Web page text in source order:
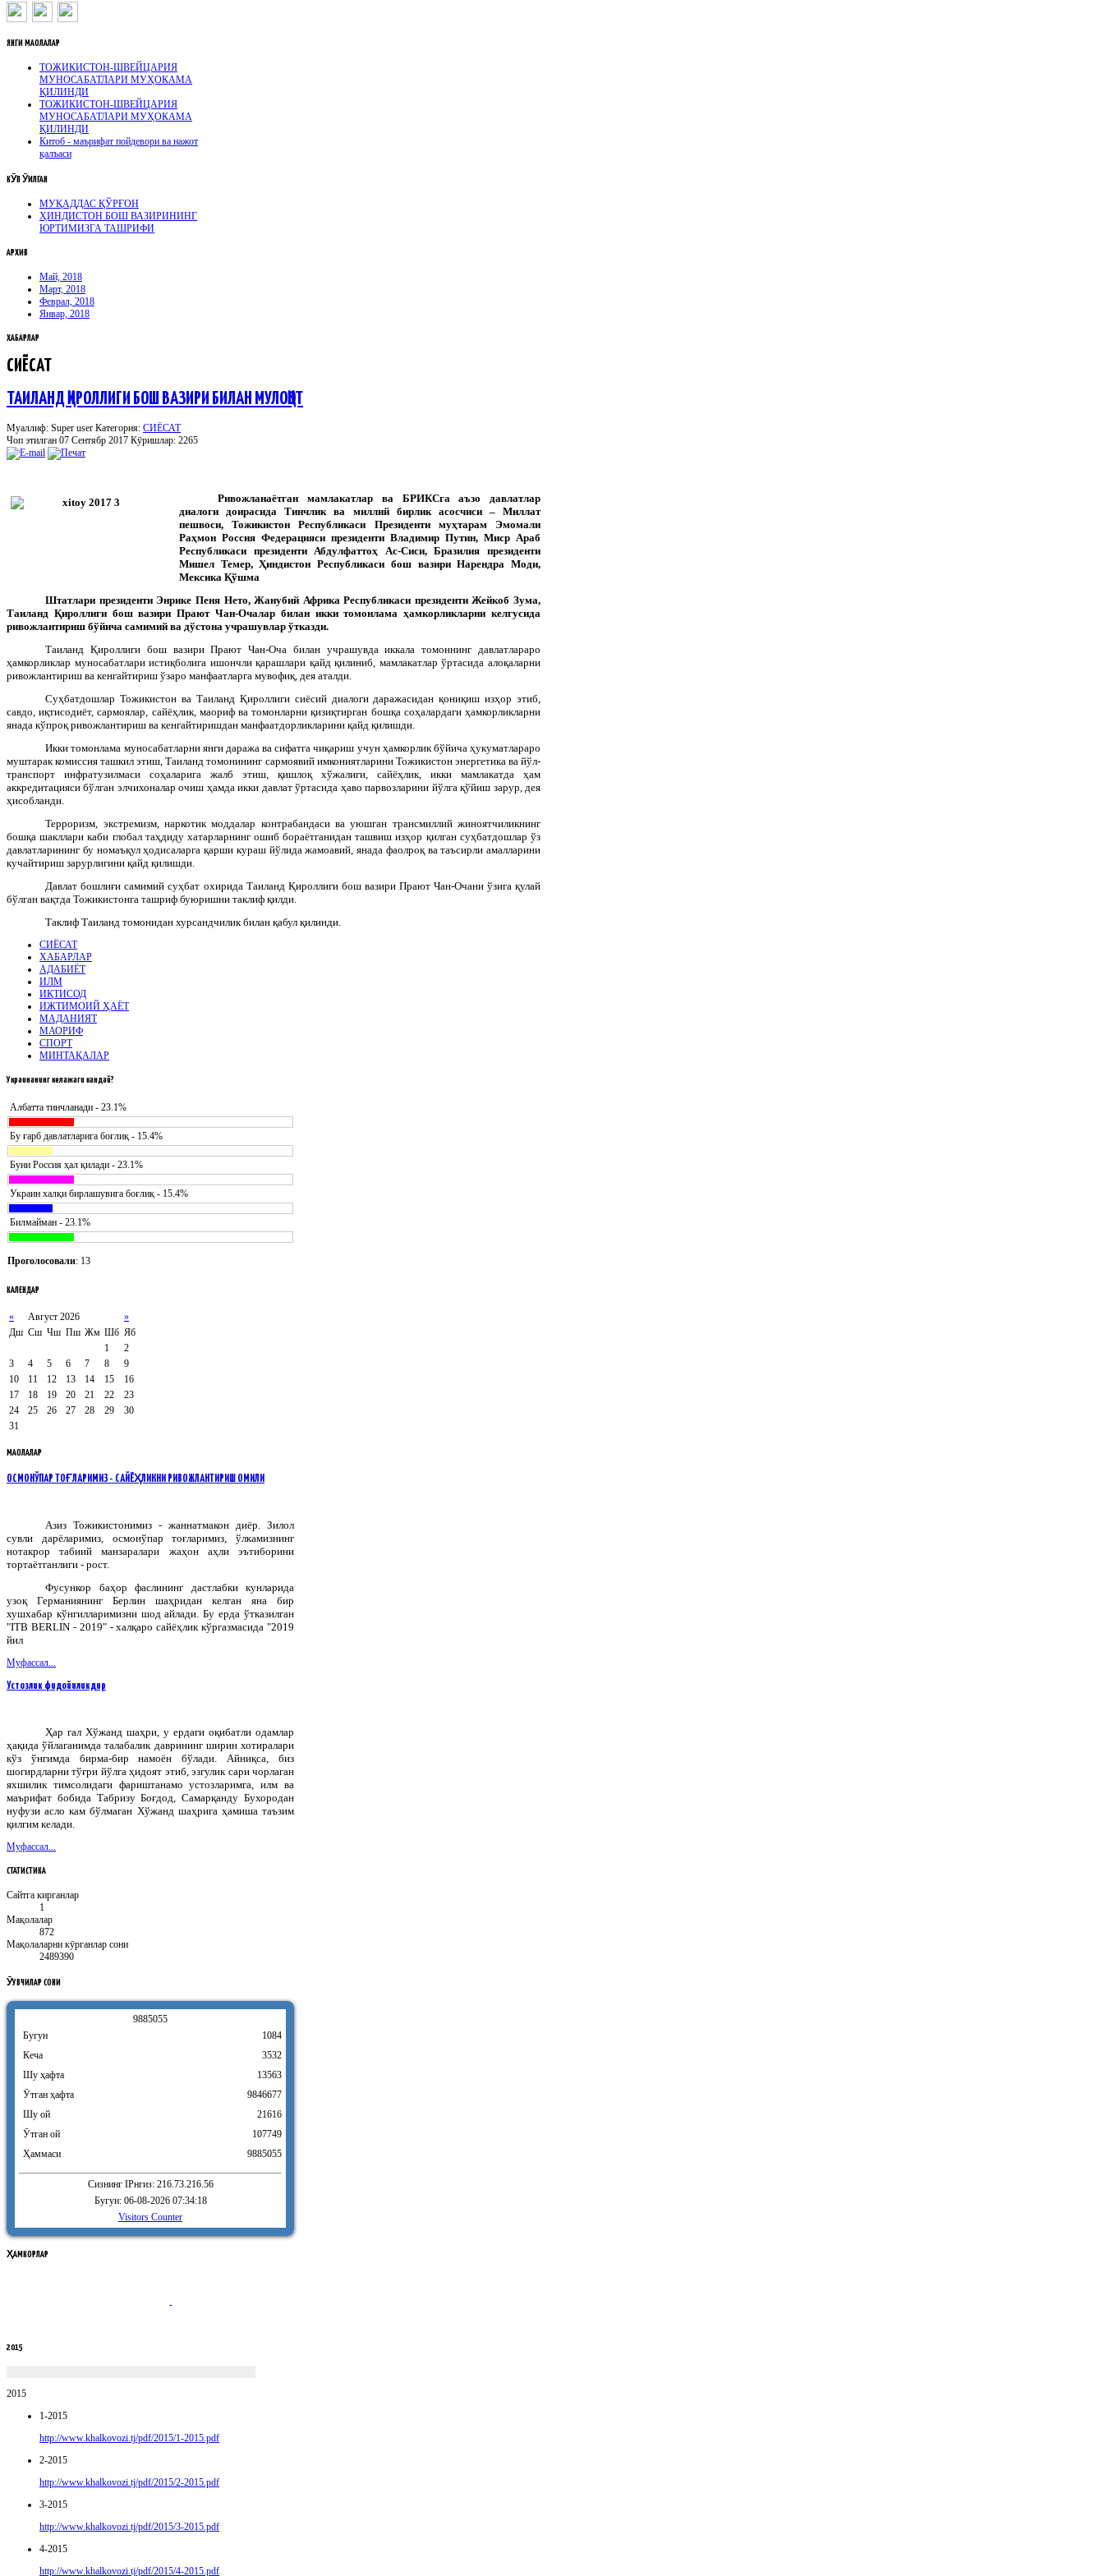
ЯНГИ МАҚОЛАЛАР
ТОЖИКИСТОН-ШВЕЙЦАРИЯ
МУНОСАБАТЛАРИ МУҲОКАМА
ҚИЛИНДИ
ТОЖИКИСТОН-ШВЕЙЦАРИЯ
МУНОСАБАТЛАРИ МУҲОКАМА
ҚИЛИНДИ
Китоб - маърифат пойдевори ва нажот
қалъаси
КӮП ӮҚИЛГАН
МУҚАДДАС ҚЎРҒОН
ҲИНДИСТОН БОШ ВАЗИРИНИНГ
ЮРТИМИЗГА ТАШРИФИ
АРХИВ
Май, 2018
Март, 2018
Феврал, 2018
Январ, 2018
ХАБАРЛАР
СИЁСАТ
ТАИЛАНД ҚИРОЛЛИГИ БОШ ВАЗИРИ БИЛАН МУЛОҚОТ
Муаллиф: Super user Категория: СИЁСАТ
Чоп этилган 07 Сентябр 2017 Кӯришлар: 2265
Ривожланаётган мамлакатлар ва БРИКСга аъзо давлатлар
диалоги доирасида Тинчлик ва миллий бирлик асосчиси – Миллат
пешвоси, Тожикистон Республикаси Президенти муҳтарам Эмомали
Раҳмон Россия Федерацияси президенти Владимир Путин, Миср Араб
Республикаси президенти Абдулфаттоҳ Ас-Сиси, Бразилия президенти
Мишел Темер, Ҳиндистон Республикаси бош вазири Нарендра Моди,
Мексика Қўшма
Штатлари президенти Энрике Пеня Нето, Жанубий Африка Республикаси президенти Жейкоб Зума,
Таиланд Қироллиги бош вазири Прают Чан-Очалар билан икки томонлама ҳамкорликларни келгусида
ривожлантириш бўйича самимий ва дўстона учрашувлар ўтказди.
Таиланд Қироллиги бош вазири Прают Чан-Оча билан учрашувда иккала томоннинг давлатлараро
ҳамкорликлар муносабатлари истиқболига ишончли қарашлари қайд қилиниб, мамлакатлар ўртасида алоқаларни
ривожлантириш ва кенгайтириш ўзаро манфаатларга мувофиқ, дея аталди.
Суҳбатдошлар Тожикистон ва Таиланд Қироллиги сиёсий диалоги даражасидан қониқиш изҳор этиб,
савдо, иқтисодиёт, сармоялар, сайёҳлик, маориф ва томонларни қизиқтирган бошқа соҳалардаги ҳамкорликларни
янада кўпроқ ривожлантириш ва кенгайтиришдан манфаатдорликларини қайд қилишди.
Икки томонлама муносабатларни янги даража ва сифатга чиқариш учун ҳамкорлик бўйича ҳукуматлараро
муштарак комиссия ташкил этиш, Таиланд томонининг сармоявий имкониятларини Тожикистон энергетика ва йўл-
транспорт инфратузилмаси соҳаларига жалб этиш, қишлоқ хўжалиги, сайёҳлик, икки мамлакатда ҳам
аккредитацияси бўлган элчихоналар очиш ҳамда икки давлат ўртасида ҳаво парвозларини йўлга қўйиш зарур, дея
ҳисобланди.
Терроризм, экстремизм, наркотик моддалар контрабандаси ва уюшган трансмиллий жиноятчиликнинг
бошқа шакллари каби глобал таҳдиду хатарларнинг ошиб бораётганидан ташвиш изҳор қилган суҳбатдошлар ўз
давлатларининг бу номаъқул ҳодисаларга қарши кураш йўлида жамоавий, янада фаолроқ ва таъсирли амалларини
кучайтириш зарурлигини қайд қилишди.
Давлат бошлиғи самимий суҳбат охирида Таиланд Қироллиги бош вазири Прают Чан-Очани ўзига қулай
бўлган вақтда Тожикистонга ташриф буюришни таклиф қилди.
Таклиф Таиланд томонидан хурсандчилик билан қабул қилинди.
СИЁСАТ
ХАБАРЛАР
АДАБИЁТ
ИЛМ
ИҚТИСОД
ИЖТИМОИЙ ҲАЁТ
МАДАНИЯТ
МАОРИФ
СПОРТ
МИНТАҚАЛАР
Украинанингкелажаги кандай?
Албатта тинчланади - 23.1%
Бу ғарб давлатларига боғлиқ - 15.4%
Буни Россия ҳал қилади - 23.1%
Украин халқи бирлашувига боғлиқ - 15.4%
Билмайман - 23.1%
Проголосовали: 13
КАЛЕНДАР
« Август 2026
»
Дш Сш Чш Пш Жм Шб Яб
1
2
3
4 5 6 7 8
9
10
11 12 13 14 15
16
17
18 19 20 21 22
23
24
25 26 27 28 29
30
31
МАҚОЛАЛАР
ОСМОНЎПАР ТОҒЛАРИМИЗ - САЙЁҲЛИКНИ РИВОЖЛАНТИРИШ ОМИЛИ
Азиз Тожикистонимиз - жаннатмакон диёр. Зилол
сувли дарёларимиз, осмонўпар тоғларимиз, ўлкамизнинг
нотакрор табиий манзаралари жаҳон аҳли эътиборини
тортаётганлиги - рост.
Фусункор баҳор фаслининг дастлабки кунларида
узоқ Германиянинг Берлин шаҳридан келган яна бир
хушхабар кўнгилларимизни шод айлади. Бу ерда ўтказилган
"ITB BERLIN- 2019" - халқаро сайёҳлик кўргазмасида "2019
йил
Муфассал...
Устозлик фидойиликдир
Ҳар гал Хўжанд шаҳри, у ердаги оқибатли одамлар
ҳақида ўйлаганимда талабалик даврининг ширин хотиралари
кўз ўнгимда бирма-бир намоён бўлади. Айниқса, биз
шогирдларни тўғри йўлга ҳидоят этиб, эзгулик сари чорлаган
яхшилик тимсолидаги фариштанамо устозларимга, илм ва
маърифат бобида Табризу Боғдод, Самарқанду Бухородан
нуфузи асло кам бўлмаган Хўжанд шаҳрига ҳамиша таъзим
қилгим келади.
Муфассал...
СТАТИСТИКА
Сайтга кирганлар
1
Мақолалар
872
Мақолаларни кӯрганлар сони
2489390
ӮҚУВЧИЛАРСОНИ
9885055
Бугун
Кеча
Шу ҳафта
Ӯтган ҳафта
Шу ой
Ӯтган ой
Ҳаммаси
1084
3532
13563
9846677
21616
107749
9885055
Сизнинг IPнгиз: 216.73.216.56
Бугун: 06-08-2026 07:34:18
Visitors Counter
ҲАМКОРЛАР
2015
2015
1-2015
http://www.khalkovozi.tj/pdf/2015/1-2015.pdf
2-2015
http://www.khalkovozi.tj/pdf/2015/2-2015.pdf
3-2015
http://www.khalkovozi.tj/pdf/2015/3-2015.pdf
4-2015
http://www.khalkovozi.tj/pdf/2015/4-2015.pdf